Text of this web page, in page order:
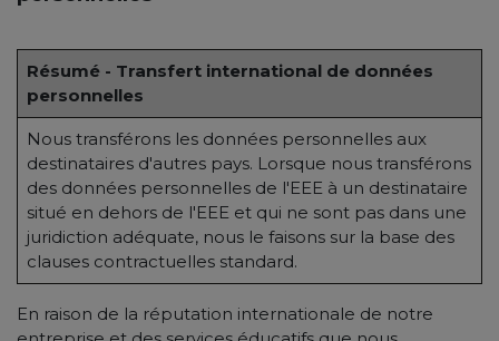
Résumé - Transfert international de données
personnelles
Nous transférons les données personnelles aux
destinataires d'autres pays. Lorsque nous transférons
des données personnelles de l'EEE à un destinataire
situé en dehors de l'EEE et qui ne sont pas dans une
juridiction adéquate, nous le faisons sur la base des
clauses contractuelles standard.
En raison de la réputation internationale de notre